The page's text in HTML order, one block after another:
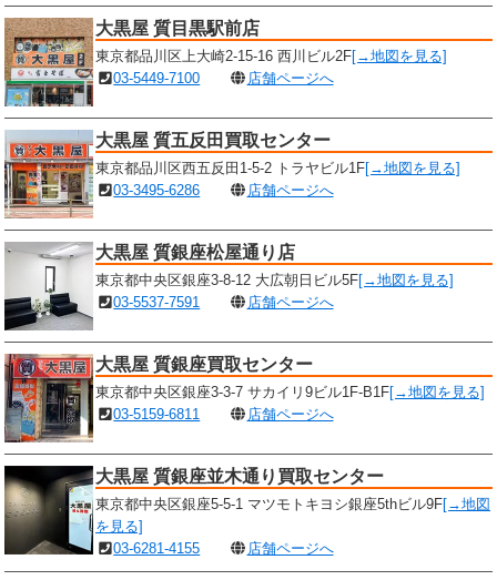
大黒屋 質目黒駅前店
東京都品川区上大崎2-15-16 西川ビル2F[→地図を見る]
03-5449-7100
店舗ページへ
大黒屋 質五反田買取センター
東京都品川区西五反田1-5-2 トラヤビル1F[→地図を見る]
03-3495-6286
店舗ページへ
大黒屋 質銀座松屋通り店
東京都中央区銀座3-8-12 大広朝日ビル5F[→地図を見る]
03-5537-7591
店舗ページへ
大黒屋 質銀座買取センター
東京都中央区銀座3-3-7 サカイリ9ビル1F-B1F[→地図を見る]
03-5159-6811
店舗ページへ
大黒屋 質銀座並木通り買取センター
東京都中央区銀座5-5-1 マツモトキヨシ銀座5thビル9F[→地図
を見る]
03-6281-4155
店舗ページへ